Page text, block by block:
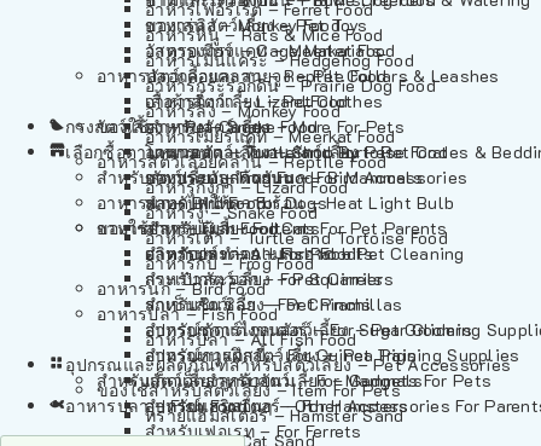
อาหารเฟอร์เร็ต – Ferret Food
อาหารหนู – Rats & Mice Food
อาหารเม่นแคระ – Hedgehog Food
อาหารกระรอกดิน – Prairie Dog Food
อาหารลิง – Monkey Food
อาหารเมียร์แคท – Meerkat Food
อาหารสัตว์เลี้อยคลาน – Reptile Food
อาหารกิ้งก่า – Lizard Food
อาหารงู – Snake Food
อาหารเต่า – Turtle and Tortoise Food
อาหารกบ – Frog Food
อาหารนก – Bird Food
อาหารปลา – Fish Food
อาหารปลา – All Fish Food
อุปกรณและผลิตภัณฑ์สำหรับสัตว์เลี้ยง – Pet Accessories
ของใช้สำหรับสัตว์เลี้ยง – Item For Pets
ทรายแฮมสเตอร์ – Hamster Sand
ทรายแมว – Cat Sand
อาหารลิง – Monkey Food
อาหารเมียร์แคท – Meerkat Food
อาหารสัตว์เลี้อยคลาน – Reptile Food
อาหารกิ้งก่า – Lizard Food
อาหารงู – Snake Food
อาหารเต่า – Turtle and Tortoise Food
อาหารกบ – Frog Food
อาหารนก – Bird Food
อาหารปลา – Fish Food
อาหารปลา – All Fish Food
ของเล่นสัตว์เลี้ยง – Pet Toys
วัสดุรองกรง – Cage Materials
ปลอกคอและสายจูง – Pet Collars & Leashes
เสื้อผ้าสัตว์เลี้ยง – Pet Clothes
ของใช้สำหรับสัตว์เลี้ยง – More For Pets
โดมนอนและที่นอนสัตว์เลี้ยง – Pet Crates &
ของประดับสำหรับนก – Bird Accessories
หลอดไฟให้ความร้อน – Heat Light Bulb
ของใช้สำหรับผู้เลี้ยง – Items For Pet Parents
ผลิตภัณฑ์ทำความสะอาด – Pet Cleaning
กระเป๋าสัตว์เลี้ยง – Pet Carriers
รถเข็นสัตว์เลี้ยง – Pet Prams
อุปกรณ์ตัดแต่งขนสัตว์เลี้ยง – Pet Grooming
อุปกรณ์การฝึกสัตว์เลี้ยง – Pet Training Supplies
แก็ดเจ็ตสำหรับสัตว์เลี้ยง – Gadgets For Pets
อุปกรณ์เสริมอื่นๆ – Other Accessories For
กรงสัตว์เลี้ยง – Pet Cages
เลือกซื้อตามหมวดสัตว์เลี้ยง – Shop By Pet
สำหรับสัตว์เลี้ยงลูกด้วยนม – For Mammals
สำหรับสุนัข – For Dogs
สำหรับแมว – For Cats
สำหรับกระต่าย – For Rabbits
สำหรับกระรอก – For Squirrels
สำหรับชินชิล่า – For Chinchillas
สำหรับชูการ์ไกลเดอร์ – For Sugar Gliders
สำหรับหนูแกสบี้ – For Guinea Pigs
สำหรับสัตว์เลี้ยงลูกด้วยนม – For Mammals
สำหรับแฮมสเตอร์ – For Hamsters
สำหรับเฟอเรท – For Ferrets
อาหารปลา – Fish Food